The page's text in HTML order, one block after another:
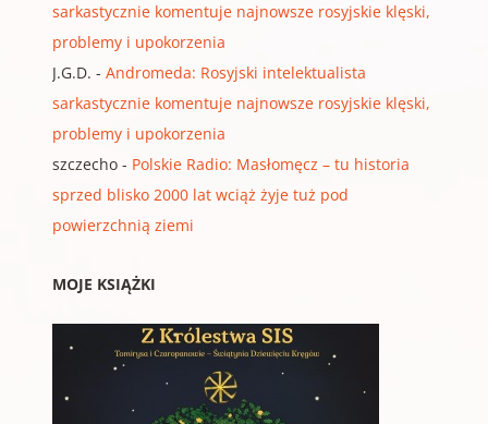
sarkastycznie komentuje najnowsze rosyjskie klęski,
problemy i upokorzenia
J.G.D. - Andromeda: Rosyjski intelektualista
sarkastycznie komentuje najnowsze rosyjskie klęski,
problemy i upokorzenia
szczecho- Polskie Radio: Masłomęcz – tu historia
sprzed blisko 2000 lat wciąż żyje tuż pod
powierzchnią ziemi
MOJE KSIĄŻKI